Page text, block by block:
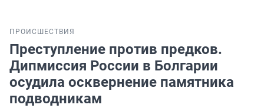
ПРОИСШЕСТВИЯ
Преступление против предков.
Дипмиссия России в Болгарии
осудила осквернение памятника
подводникам